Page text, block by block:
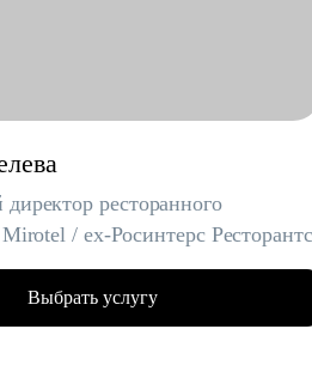
ресторанного
/ ex-Росинтерс Ресторантс
Выбрать услугу